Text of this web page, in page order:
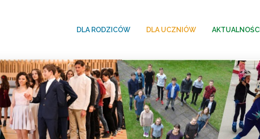
DLA RODZICÓW DLA UCZNIÓW AKTUALNOŚCI